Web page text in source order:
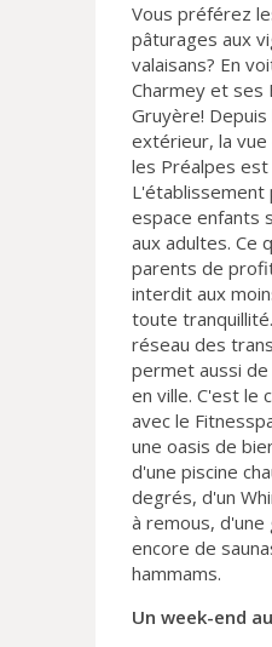
Vous préférez
pâturages aux
valaisans? En
Charmey et ses
Gruyère! Depuis
extérieur, la
les Préalpes est
L'établissement
espace enfants
aux adultes. Ce
parents de
interdit aux
toute
réseau des
permet aussi
en ville. C'est le
avec le
une oasis de
d'une piscine
degrés, d'un
à remous,
encore de
hammams.
Un week-end